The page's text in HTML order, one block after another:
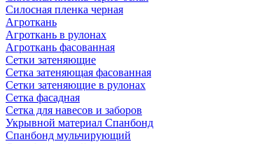
Силосная пленка черная
Агроткань
Агроткань в рулонах
Агроткань фасованная
Сетки затеняющие
Сетка затеняющая фасованная
Сетки затеняющие в рулонах
Сетка фасадная
Сетка для навесов и заборов
Укрывной материал Спанбонд
Спанбонд мульчирующий